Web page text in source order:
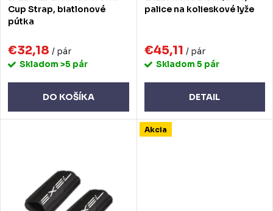
d
u
k
t
v
d
u
k
v
Cup Strap, biatlonové
pútka
€32,18 / pár
Skladom >5 pár
DO KOŠÍKA
palice na kolieskové lyže
€45,11 / pár
Skladom 5 pár
DETAIL
Akcia